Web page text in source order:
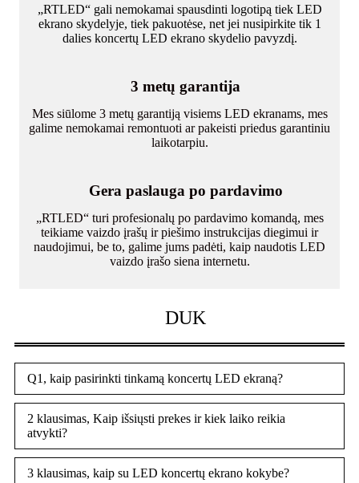
„RTLED“ gali nemokamai spausdinti logotipą tiek LED
ekrano skydelyje, tiek pakuotėse, net jei nusipirkite tik 1
dalies koncertų LED ekrano skydelio pavyzdį.
3 metų garantija
Mes siūlome 3 metų garantiją visiems LED ekranams, mes
galime nemokamai remontuoti ar pakeisti priedus garantiniu
laikotarpiu.
Gera paslauga po pardavimo
„RTLED“ turi profesionalų po pardavimo komandą, mes
teikiame vaizdo įrašų ir piešimo instrukcijas diegimui ir
naudojimui, be to, galime jums padėti, kaip naudotis LED
vaizdo įrašo siena internetu.
DUK
Q1, kaip pasirinkti tinkamą koncertų LED ekraną?
2 klausimas, Kaip išsiųsti prekes ir kiek laiko reikia
atvykti?
3 klausimas, kaip su LED koncertų ekrano kokybe?